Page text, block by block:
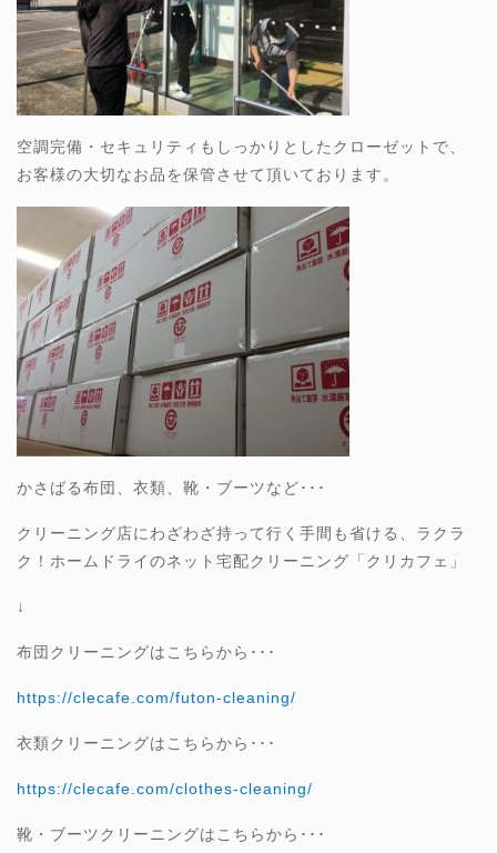
空調完備・セキュリティもしっかりとしたクローゼットで、
お客様の大切なお品を保管させて頂いております。
かさばる布団、衣類、靴・ブーツなど･･･
クリーニング店にわざわざ持って行く手間も省ける、ラクラ
ク！ホームドライのネット宅配クリーニング「クリカフェ」
↓
布団クリーニングはこちらから･･･
https://clecafe.com/futon-cleaning/
衣類クリーニングはこちらから･･･
https://clecafe.com/clothes-cleaning/
靴・ブーツクリーニングはこちらから･･･